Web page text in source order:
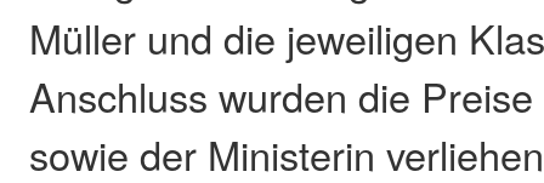
Müller und die jeweiligen
Anschluss wurden die
sowie der Ministerin